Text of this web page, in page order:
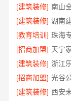
[建筑装修] 南山
[建筑装修] 湖南
[教育培训]
[招商加盟] 天宁
[建筑装修] 浙江
[招商加盟] 光谷
[建筑装修] 西安